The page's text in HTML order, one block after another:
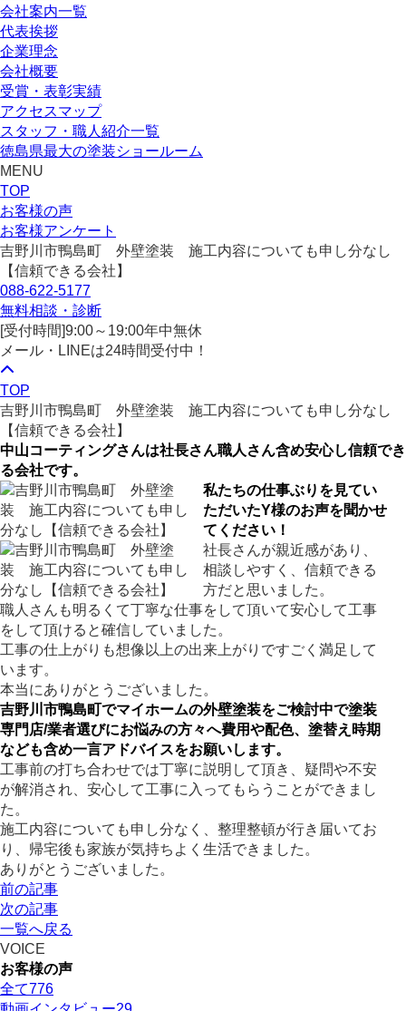
会社案内一覧
代表挨拶
企業理念
会社概要
受賞・表彰実績
アクセスマップ
スタッフ・職人紹介一覧
徳島県最大の塗装ショールーム
MENU
TOP
お客様の声
お客様アンケート
吉野川市鴨島町 外壁塗装 施工内容についても申し分なし
【信頼できる会社】
088-622-5177
無料相談・診断
[受付時間]9:00～19:00年中無休
メール・LINEは24時間受付中！
TOP
吉野川市鴨島町 外壁塗装 施工内容についても申し分なし
【信頼できる会社】
中山コーティングさんは社長さん職人さん含め安心し信頼でき
る会社です。
私たちの仕事ぶりを見てい
ただいたY様のお声を聞かせ
てください！
社長さんが親近感があり、
相談しやすく、信頼できる
方だと思いました。
職人さんも明るくて丁寧な仕事をして頂いて安心して工事
をして頂けると確信していました。
工事の仕上がりも想像以上の出来上がりですごく満足して
います。
本当にありがとうございました。
吉野川市鴨島町でマイホームの外壁塗装をご検討中で塗装
専門店/業者選びにお悩みの方々へ費用や配色、塗替え時期
なども含め一言アドバイスをお願いします。
工事前の打ち合わせでは丁寧に説明して頂き、疑問や不安
が解消され、安心して工事に入ってもらうことができまし
た。
施工内容についても申し分なく、整理整頓が行き届いてお
り、帰宅後も家族が気持ちよく生活できました。
ありがとうございました。
前の記事
次の記事
一覧へ戻る
VOICE
お客様の声
全て776